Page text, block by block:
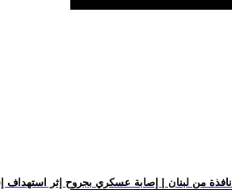
.. نافذة من لبنان | إصابة عسكري بجروح إثر استهداف